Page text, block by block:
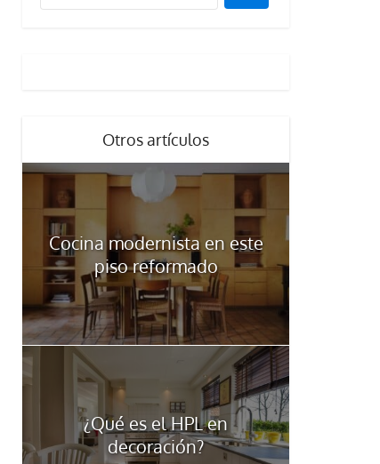
Otros artículos
Cocina modernista en este
piso reformado
¿Qué es el HPL en
decoración?